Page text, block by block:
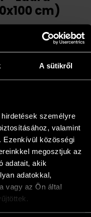
A sütikről
személyre
valamint
Ezenkívül közösségi
megosztjuk az
adatait, akik
adatokkal,
vagy az Ön által
cm)